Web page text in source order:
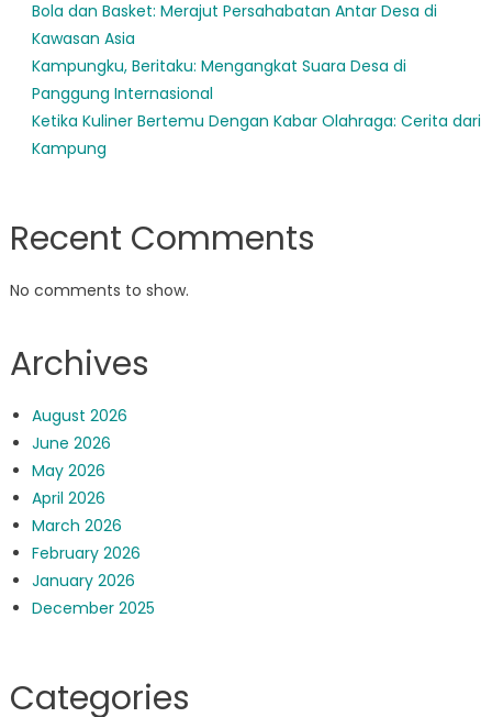
Bola dan Basket: Merajut Persahabatan Antar Desa di
Kawasan Asia
Kampungku, Beritaku: Mengangkat Suara Desa di
Panggung Internasional
Ketika Kuliner Bertemu Dengan Kabar Olahraga: Cerita dari
Kampung
Recent Comments
No comments to show.
Archives
August 2026
June 2026
May 2026
April 2026
March 2026
February 2026
January 2026
December 2025
Categories